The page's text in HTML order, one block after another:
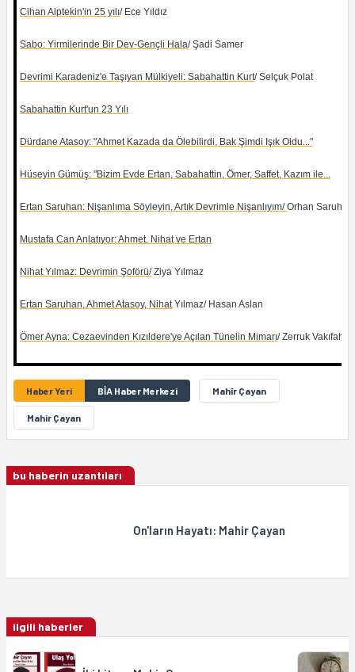
Cihan Alptekin'in 25 yılı/ Ece Yıldız
Sabo: Yirmilerinde Bir Dev-Gençli Hala/ Şadi Samer
Devrimi Karadeniz'e Taşıyan Mülkiyeli: Sabahattin Kurt/ Selçuk Polat
Sabahattin Kurt'un 23 Yılı
Dürdane Atasoy: "Ahmet Kazada da Ölebilirdi, Bak Şimdi Işık Oldu..."
Hüseyin Gümüş: "Bizim Evde Ertan, Sabahattin, Ömer, Saffet, Kazım ile...
Ertan Saruhan: Nişanlıma Söyleyin, Artık Devrimle Nişanlıyım/Orhan Saruhan
Mustafa Can Anlatıyor: Ahmet, Nihat ve Ertan
Nihat Yılmaz: Devrimin Şoförü/Ziya Yılmaz
Ertan Saruhan, Ahmet Atasoy, NihatYılmaz/ Hasan Aslan
Ömer Ayna: Cezaevinden Kızıldere'ye Açılan Tünelin Mimarı/ Zerruk
Haber Yeri BİA Haber Merkezi Mahîr Çayan
Mahir Çayan
bu haberin uzantıları
On'ların Hayatı: Mahir Çayan
ilgili haberler